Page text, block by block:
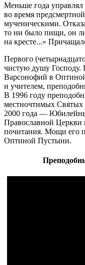
Меньше года управлял
во время
мученическими.
то ни было пищи, он
на кресте...»
Первого
чистую душу
Варсонофий в
и учителем,
В 1996 году
местночтимых
2000 года —
Православной Церкви
почитания. Мощи его
Оптиной Пустыни.